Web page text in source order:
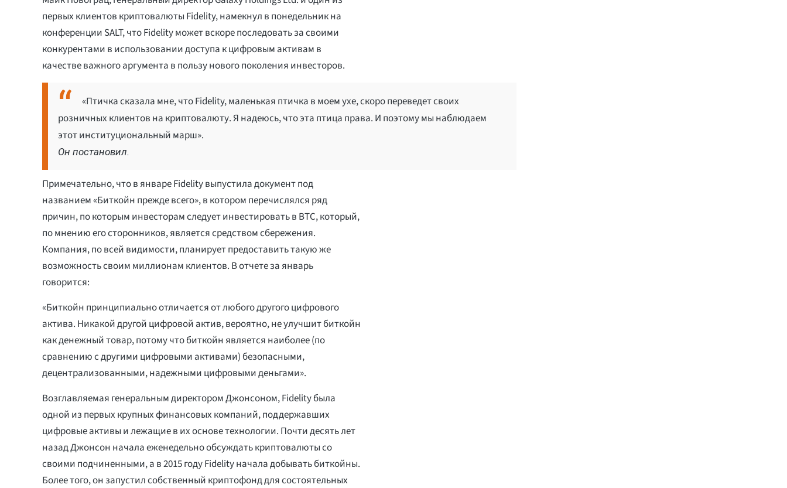
первых клиентов криптовалюты Fidelity, намекнул в понедельник на
конференции SALT, что Fidelity может вскоре последовать за своими
конкурентами в использовании доступа к цифровым активам в
качестве важного аргумента в пользу нового поколения инвесторов.
«Птичка сказала мне, что Fidelity, маленькая птичка в моем ухе, скоро переведет своих
розничных клиентов на криптовалюту. Я надеюсь, что эта птица права. И поэтому мы наблюдаем
этот институциональный марш».
Он постановил.
Примечательно, что в январе Fidelity выпустила документ под
названием «Биткойн прежде всего», в котором перечислялся ряд
причин, по которым инвесторам следует инвестировать в BTC, который,
по мнению его сторонников, является средством сбережения.
Компания, по всей видимости, планирует предоставить такую же
возможность своим миллионам клиентов. В отчете за январь
говорится:
«Биткойн принципиально отличается от любого другого цифрового
актива. Никакой другой цифровой актив, вероятно, не улучшит биткойн
как денежный товар, потому что биткойн является наиболее (по
сравнению с другими цифровыми активами) безопасными,
децентрализованными, надежными цифровыми деньгами».
Возглавляемая генеральным директором Джонсоном, Fidelity была
одной из первых крупных финансовых компаний, поддержавших
цифровые активы и лежащие в их основе технологии. Почти десять лет
назад Джонсон начала еженедельно обсуждать криптовалюты со
своими подчиненными, а в 2015 году Fidelity начала добывать биткойны.
Более того, он запустил собственный криптофонд для состоятельных